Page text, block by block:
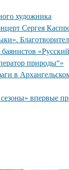
художника
Сергея
природы“»
в
впервые